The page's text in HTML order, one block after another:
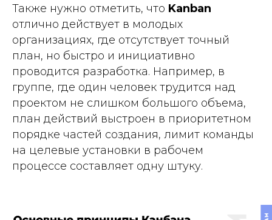
Также нужно отметить, что Kanban
отлично действует в молодых
организациях, где отсутствует точный
план, но быстро и инициативно
проводится разработка. Например, в
группе, где один человек трудится над
проектом не слишком большого объема,
план действий выстроен в приоритетном
порядке частей создания, лимит команды
на целевые установки в рабочем
процессе составляет одну штуку.